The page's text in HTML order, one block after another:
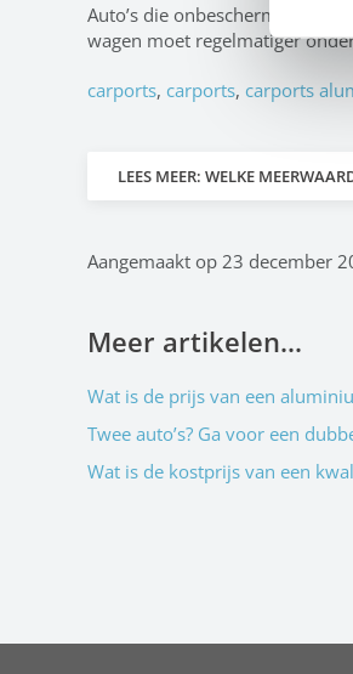
Auto’s die onbeschermd op
wagen moet regelmatiger
carports, carports, carports
LEES MEER: WELKE
Aangemaakt op 23 december
Meer artikelen...
Wat is de prijs van een
Twee auto’s? Ga voor een
Wat is de kostprijs van een